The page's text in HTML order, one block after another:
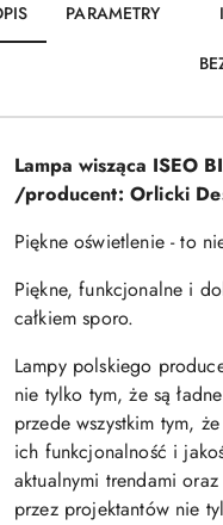
PARAMETRY
Lampa wisząca ISEO
/producent: Orlicki
Piękne oświetlenie - to
Piękne, funkcjonalne i
całkiem sporo.
Lampy polskiego
nie tylko tym, że są
przede wszystkim tym,
ich funkcjonalność i
aktualnymi trendami
przez projektantów nie